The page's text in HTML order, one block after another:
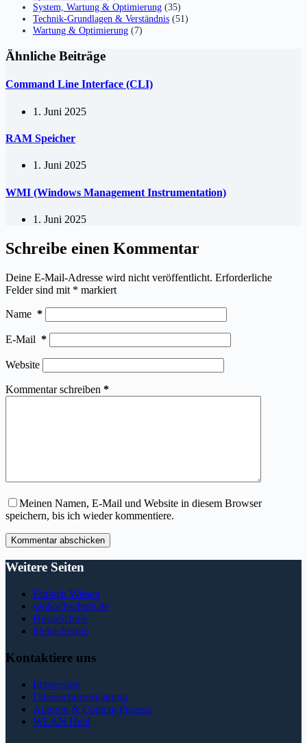
System, Wartung & Optimierung (35)
Technik-Grundlagen & Verständnis (51)
Wartung & Optimierung (7)
Ähnliche Beiträge
Command Line Interface (CLI)
1. Juni 2025
RAM Speicher
1. Juni 2025
WMI (Windows Management Instrumentation)
1. Juni 2025
Schreibe einen Kommentar
Deine E-Mail-Adresse wird nicht veröffentlicht. Erforderliche
Felder sind mit * markiert
Name *
E-Mail *
Website
Kommentar schreiben *
Meinen Namen, E-Mail und Website in diesem Browser
speichern, bis ich wieder kommentiere.
Kommentar abschicken
Weitere Seiten
Einfach Wissen
seohochschule.de
HurraSchule
lifehackerino
Kontaktiere uns
Impressum
Datenschutzerklärung
Autoren & Content Prozess
WLAN Held